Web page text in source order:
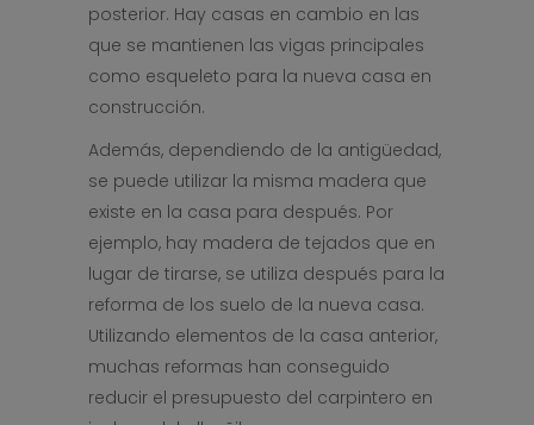
posterior. Hay casas en cambio en las
que se mantienen las vigas principales
como esqueleto para la nueva casa en
construcción.
Además, dependiendo de la antigüedad,
se puede utilizar la misma madera que
existe en la casa para después. Por
ejemplo, hay madera de tejados que en
lugar de tirarse, se utiliza después para la
reforma de los suelo de la nueva casa.
Utilizando elementos de la casa anterior,
muchas reformas han conseguido
reducir el presupuesto del carpintero en